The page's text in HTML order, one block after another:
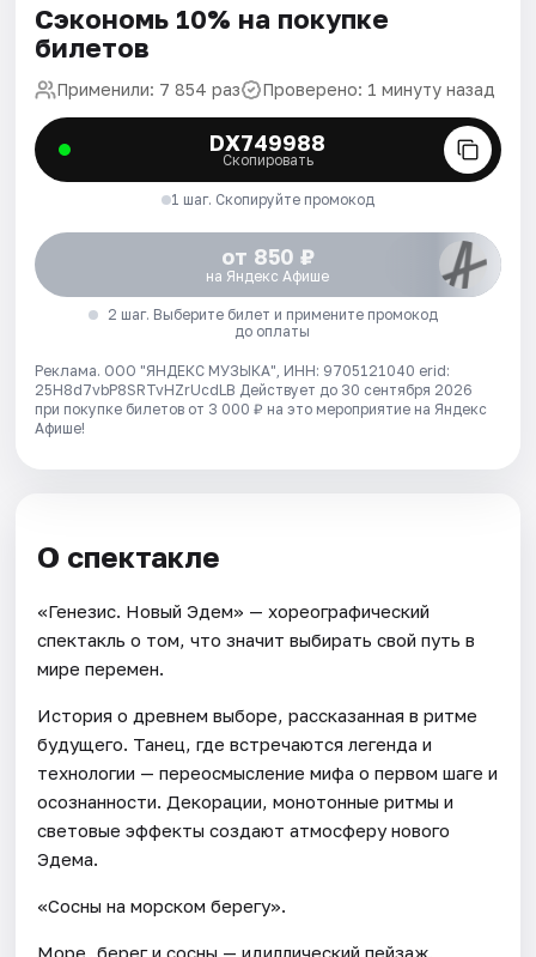
Сэкономь 10% на покупке
билетов
Применили: 7 854 раз Проверено: 1 минуту назад
DX749988
Скопировать
1 шаг. Скопируйте промокод
от 850 ₽
на Яндекс Афише
2 шаг. Выберите билет и примените промокод
до оплаты
Реклама. ООО "ЯНДЕКС МУЗЫКА", ИНН: 9705121040 erid:
25H8d7vbP8SRTvHZrUcdLB Действует до 30 сентября 2026
при покупке билетов от 3 000 ₽ на это мероприятие на Яндекс
Афише!
О спектакле
«Генезис. Новый Эдем» — хореографический
спектакль о том, что значит выбирать свой путь в
мире перемен.
История о древнем выборе, рассказанная в ритме
будущего. Танец, где встречаются легенда и
технологии — переосмысление мифа о первом шаге и
осознанности. Декорации, монотонные ритмы и
световые эффекты создают атмосферу нового
Эдема.
«Сосны на морском берегу».